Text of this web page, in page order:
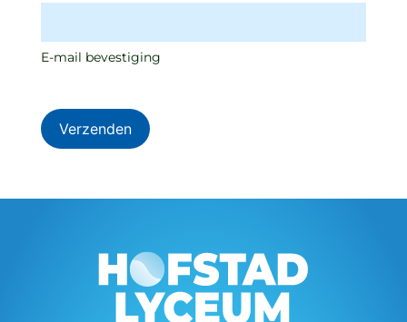
E-mail bevestiging
Verzenden